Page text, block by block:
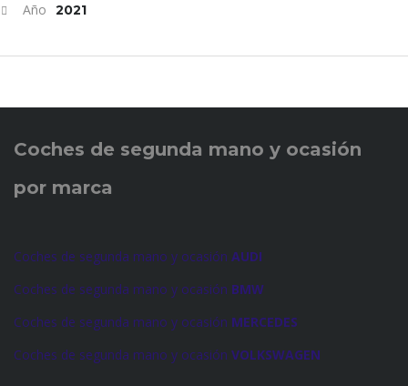
Año 2021
Coches de segunda mano y ocasión
por marca
Coches de segunda mano y ocasión AUDI
Coches de segunda mano y ocasión BMW
Coches de segunda mano y ocasión MERCEDES
Coches de segunda mano y ocasión VOLKSWAGEN